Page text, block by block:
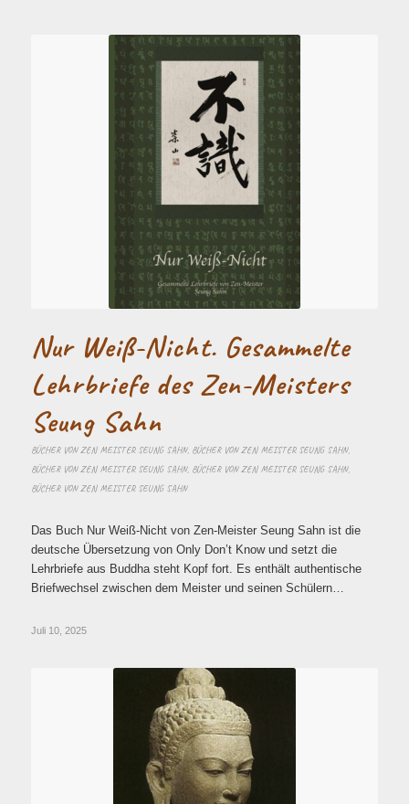
Nur Weiß-Nicht. Gesammelte
Lehrbriefe des Zen-Meisters
Seung Sahn
BÜCHER VON ZEN MEISTER SEUNG SAHN, BÜCHER VON ZEN MEISTER SEUNG SAHN,
BÜCHER VON ZEN MEISTER SEUNG SAHN, BÜCHER VON ZEN MEISTER SEUNG SAHN,
BÜCHER VON ZEN MEISTER SEUNG SAHN
Das Buch Nur Weiß-Nicht von Zen-Meister Seung Sahn ist die
deutsche Übersetzung von Only Don’t Know und setzt die
Lehrbriefe aus Buddha steht Kopf fort. Es enthält authentische
Briefwechsel zwischen dem Meister und seinen Schülern…
Juli 10, 2025